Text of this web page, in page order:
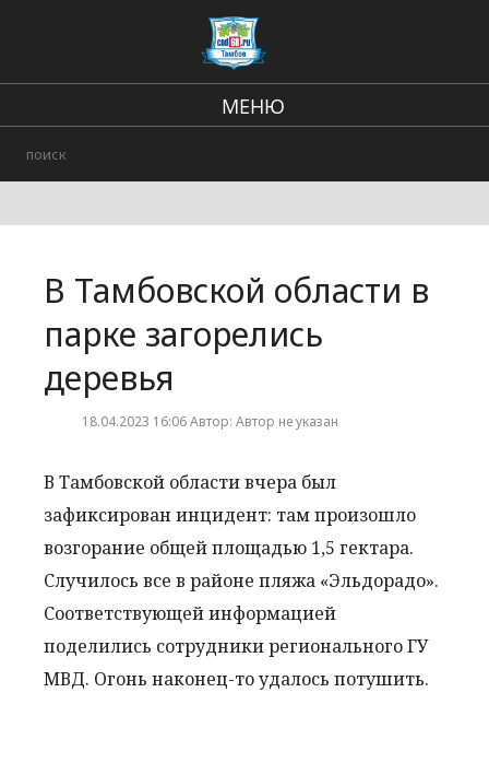
МЕНЮ
Городские события
В Тамбовской области в
парке загорелись
деревья
18.04.2023 16:06 Автор: Автор не указан
В Тамбовской области вчера был
зафиксирован инцидент: там произошло
возгорание общей площадью 1,5 гектара.
Случилось все в районе пляжа «Эльдорадо».
Соответствующей информацией
поделились сотрудники регионального ГУ
МВД. Огонь наконец-то удалось потушить.